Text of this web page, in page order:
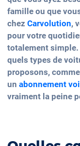
famille ou que
chez Carvolution,
pour votre
totalement simple.
quels types de
proposons,
un abonnement
vraiment la peine